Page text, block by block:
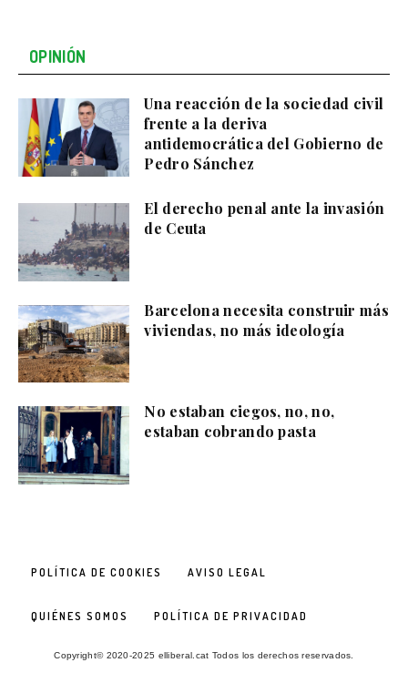
OPINIÓN
Una reacción de la sociedad civil
frente a la deriva
antidemocrática del Gobierno de
Pedro Sánchez
El derecho penal ante la invasión
de Ceuta
Barcelona necesita construir más
viviendas, no más ideología
No estaban ciegos, no, no,
estaban cobrando pasta
POLÍTICA DE COOKIES AVISO LEGAL
QUIÉNES SOMOS POLÍTICA DE PRIVACIDAD
Copyright© 2020-2025 elliberal.cat Todos los derechos reservados.